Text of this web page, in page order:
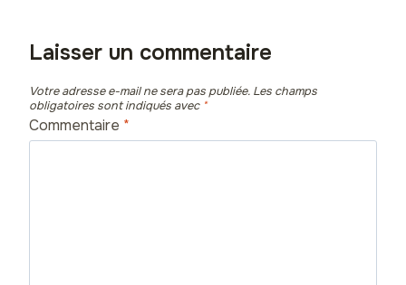
Laisser un commentaire
Votre adresse e-mail ne sera pas publiée. Les champs
obligatoires sont indiqués avec *
Commentaire *